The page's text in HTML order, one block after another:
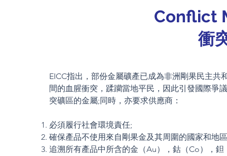
Conflict
衝
EICC指出，部份金屬礦產已成為非洲剛果民主
間的血腥衝突，蹂躪當地平民，因此引發國際爭
突礦區的金屬;同時，亦要求供應商：
必須履行社會環境責任;
確保產品不使用來自剛果金及其周圍的國家和地
追溯所有產品中所含的金（Au），鈷（Co），